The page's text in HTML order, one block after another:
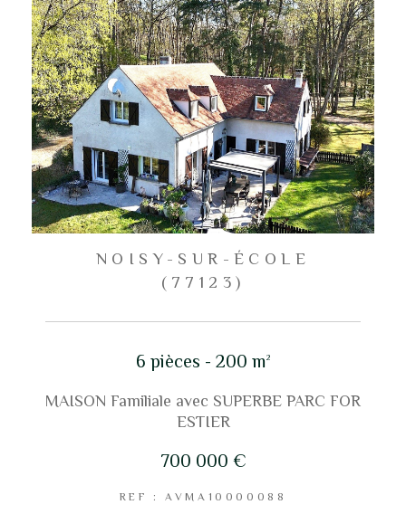
NOISY-SUR-ÉCOLE
(77123)
6 pièces - 200 m²
MAISON Familiale avec SUPERBE PARC FOR
ESTIER
700 000 €
REF : AVMA10000088